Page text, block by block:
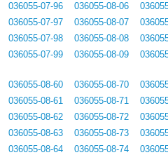
036055-07-96
036055-07-97
036055-07-98
036055-07-99
036055-08-06
036055-08-07
036055-08-08
036055-08-09
036055-08-60
036055-08-61
036055-08-62
036055-08-63
036055-08-64
036055-08-70
036055-08-71
036055-08-72
036055-08-73
036055-08-74